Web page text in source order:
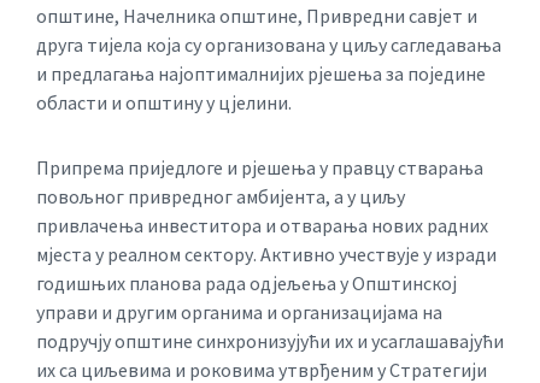
општине, Начелника општине, Привредни савјет и
друга тијела која су организована у циљу сагледавања
и предлагања најоптималнијих рјешења за поједине
области и општину у цјелини.
Припрема приједлоге и рјешења у правцу стварања
повољног привредног амбијента, а у циљу
привлачења инвеститора и отварања нових радних
мјеста у реалном сектору. Активно учествује у изради
годишњих планова рада одјељења у Општинској
управи и другим органима и организацијама на
подручју општине синхронизујући их и усаглашавајући
их са циљевима и роковима утврђеним у Стратегији